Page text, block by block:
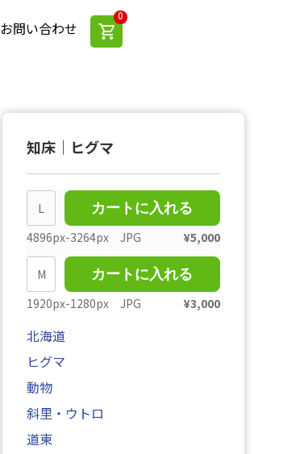
お問い合わせ
0
知床｜ヒグマ
L
カートに入れる
4896px-3264px JPG
¥5,000
M
カートに入れる
1920px-1280px JPG
¥3,000
北海道
ヒグマ
動物
斜里・ウトロ
道東